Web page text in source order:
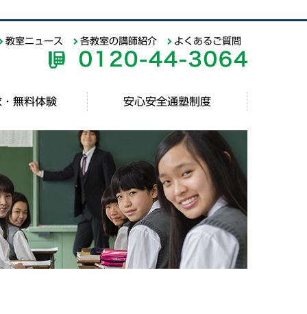
教室ニュース 各教室の講師紹介 よくあるご質問
無料体験 安心安全通塾制度